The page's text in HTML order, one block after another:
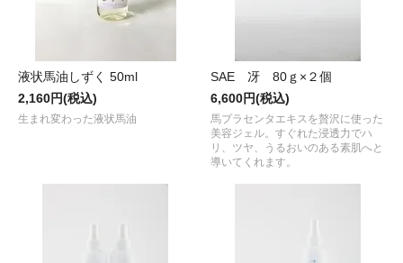
液状馬油しずく 50ml
2,160円(税込)
生まれ変わった液状馬油
SAE 冴 80ｇ×２個
6,600円(税込)
馬プラセンタエキスを贅沢に使った
美容ジェル。すぐれた浸透力でハ
リ、ツヤ、うるおいのある素肌へと
導いてくれます。